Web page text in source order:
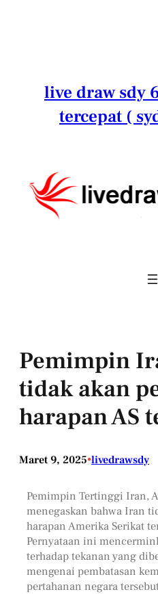
live draw sdy
tercepat (
Pemimpin
tidak akan
harapan AS
Maret 9, 2025•livedrawsdy
Pemimpin Tertinggi Iran,
menegaskan bahwa Iran
harapan Amerika Serikat
Pernyataan ini
terhadap tekanan yang
mengenai pembatasan
pertahanan negara